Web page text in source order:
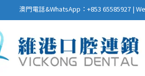
澳門電話&WhatsApp：+853 65585927 |